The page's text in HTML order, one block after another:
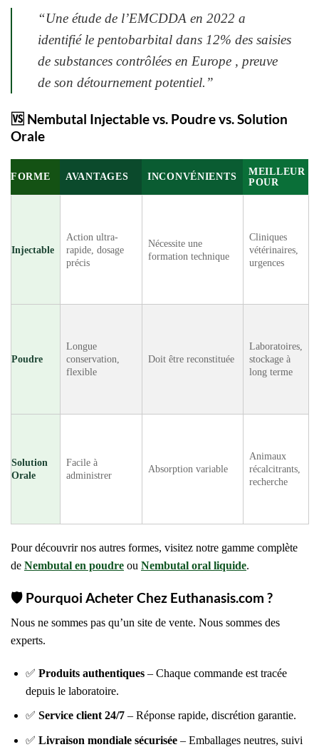
“Une étude de l’EMCDDA en 2022 a
identifié le pentobarbital dans 12% des saisies
de substances contrôlées en Europe , preuve
de son détournement potentiel.”
🆚 Nembutal Injectable vs. Poudre vs. Solution
Orale
FORME AVANTAGES INCONVÉNIENTS
MEILLEUR
POUR
Injectable
Action ultra-
rapide, dosage
précis
Nécessite une
formation technique
Cliniques
vétérinaires,
urgences
Poudre
Longue
conservation,
flexible
Doit être reconstituée
Laboratoires,
stockage à
long terme
Solution
Orale
Facile à
administrer
Absorption variable
Animaux
récalcitrants,
recherche
Pour découvrir nos autres formes, visitez notre gamme complète
de Nembutal en poudre ou Nembutal oral liquide.
🛡️ Pourquoi Acheter Chez Euthanasis.com ?
Nous ne sommes pas qu’un site de vente. Nous sommes des
experts.
✅ Produits authentiques– Chaque commande est tracée
depuis le laboratoire.
✅ Service client 24/7– Réponse rapide, discrétion garantie.
✅ Livraison mondiale sécurisée– Emballages neutres, suivi